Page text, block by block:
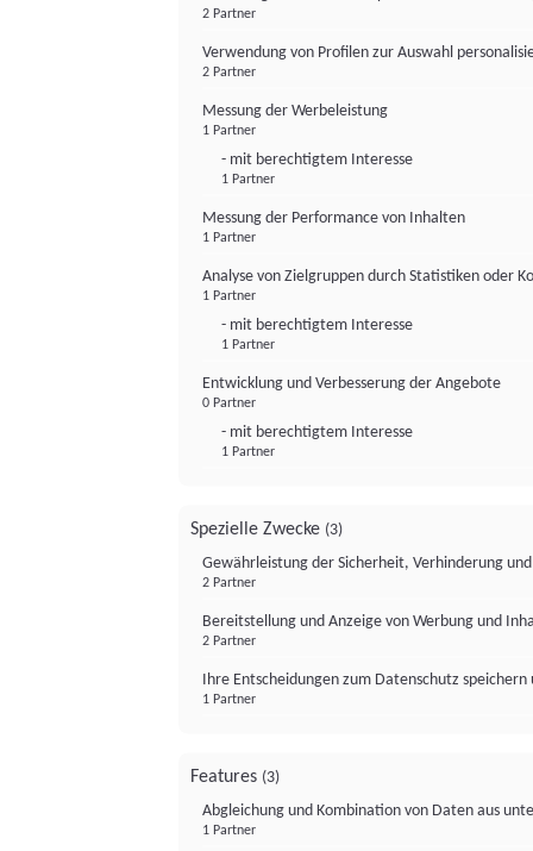
2 Partner
Verwendung von Profilen zur Auswahl
2 Partner
Messung der Werbeleistung
1 Partner
- mit berechtigtem Interesse
1 Partner
Messung der Performance von Inhalten
1 Partner
Analyse von Zielgruppen durch Statistiken oder
1 Partner
- mit berechtigtem Interesse
1 Partner
Entwicklung und Verbesserung der Angebote
0 Partner
- mit berechtigtem Interesse
1 Partner
Spezielle Zwecke (3)
Gewährleistung der Sicherheit, Verhinderung
2 Partner
Bereitstellung und Anzeige von Werbung und
2 Partner
Ihre Entscheidungen zum Datenschutz
1 Partner
Features (3)
Abgleichung und Kombination von Daten aus
1 Partner